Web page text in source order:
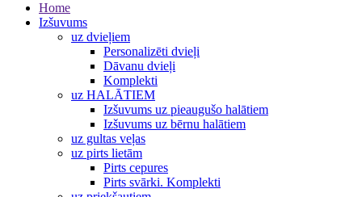
Home
Izšuvums
uz dvieļiem
Personalizēti dvieļi
Dāvanu dvieļi
Komplekti
uz HALĀTIEM
Izšuvums uz pieaugušo halātiem
Izšuvums uz bērnu halātiem
uz gultas veļas
uz pirts lietām
Pirts cepures
Pirts svārki. Komplekti